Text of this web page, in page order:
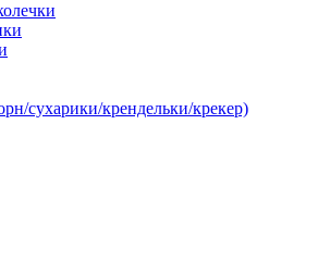
сухарики/крендельки/крекер)